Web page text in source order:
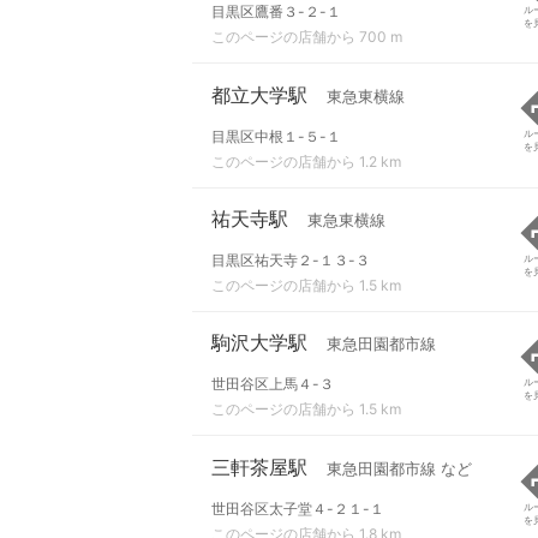
目黒区鷹番３-２-１
このページの店舗から 700 m
ル
を
都立大学駅 東急東横線
目黒区中根１-５-１
このページの店舗から 1.2 km
ル
を
祐天寺駅 東急東横線
目黒区祐天寺２-１３-３
このページの店舗から 1.5 km
ル
を
駒沢大学駅 東急田園都市線
世田谷区上馬４-３
このページの店舗から 1.5 km
ル
を
三軒茶屋駅 東急田園都市線 など
世田谷区太子堂４-２１-１
このページの店舗から 1.8 km
ル
を